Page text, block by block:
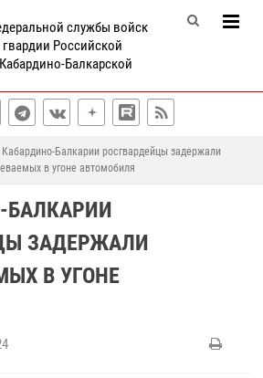
службы войск
Российской
Балкарской
Кабардино-Балкарии росгвардейцы задержали
в угоне автомобиля
БАЛКАРИИ
ЗАДЕРЖАЛИ
В УГОНЕ